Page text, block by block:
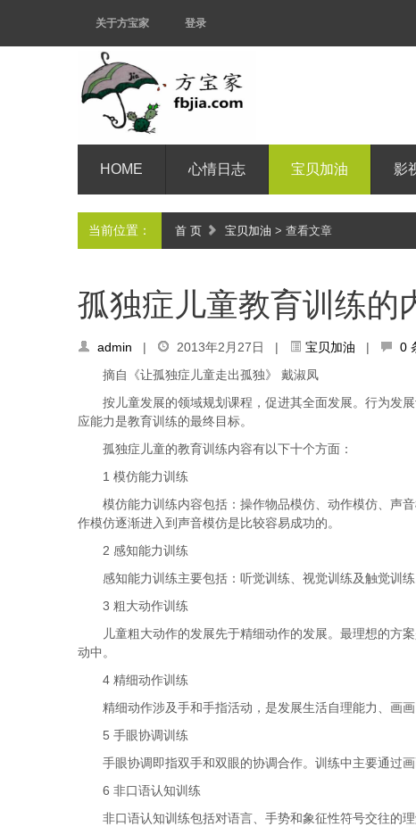
关于方宝家 登录
HOME 心情日志 宝贝加油 影
当前位置： 首 页 宝贝加油 > 查看文章
孤独症儿童教育训练的
admin | 2013年2月27日 | 宝贝加油 | 0
摘自《让孤独症儿童走出孤独》 戴淑凤
按儿童发展的领域规划课程，促进其全面发展。行为发
应能力是教育训练的最终目标。
孤独症儿童的教育训练内容有以下十个方面：
1 模仿能力训练
模仿能力训练内容包括：操作物品模仿、动作模仿、声
作模仿逐渐进入到声音模仿是比较容易成功的。
2 感知能力训练
感知能力训练主要包括：听觉训练、视觉训练及触觉训
3 粗大动作训练
儿童粗大动作的发展先于精细动作的发展。最理想的方
动中。
4 精细动作训练
精细动作涉及手和手指活动，是发展生活自理能力、画
5 手眼协调训练
手眼协调即指双手和双眼的协调合作。训练中主要通过画
6 非口语认知训练
非口语认知训练包括对语言、手势和象征性符号交往的